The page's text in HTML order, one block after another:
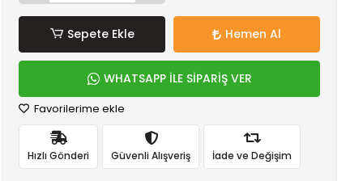
Sepete Ekle Hemen Al
WHATSAPP İLE SİPARİŞ VER
Favorilerime ekle
Hızlı Gönderi Güvenli Alışveriş İade ve Değişim